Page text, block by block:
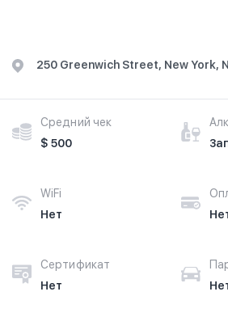
250 Greenwich Street, New York,
Средний чек
$ 500
WiFi
Нет
Сертификат
Нет